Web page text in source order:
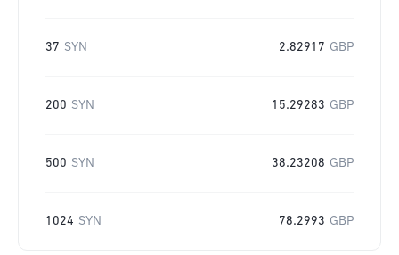
37 SYN 2.82917 GBP
200 SYN 15.29283 GBP
500 SYN 38.23208 GBP
1024 SYN 78.2993 GBP